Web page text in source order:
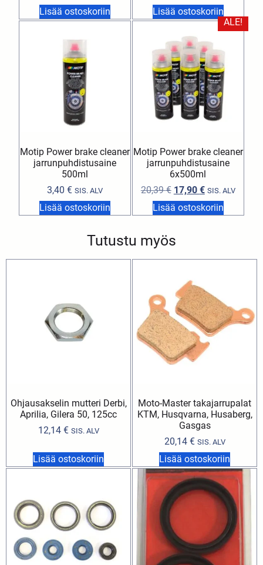
Lisää ostoskoriin Lisää ostoskoriin
Motip Power brake cleaner
jarrunpuhdistusaine
500ml
3,40€ SIS. ALV
Lisää ostoskoriin
ALE!
Motip Power brake cleaner
jarrunpuhdistusaine
6x500ml
20,39€ 17,90 € SIS. ALV
Lisää ostoskoriin
Tutustu myös
Ohjausakselin mutteri Derbi,
Aprilia, Gilera 50, 125cc
12,14 € SIS. ALV
Lisää ostoskoriin
Moto-Master takajarrupalat
KTM, Husqvarna, Husaberg,
Gasgas
20,14 € SIS. ALV
Lisää ostoskoriin